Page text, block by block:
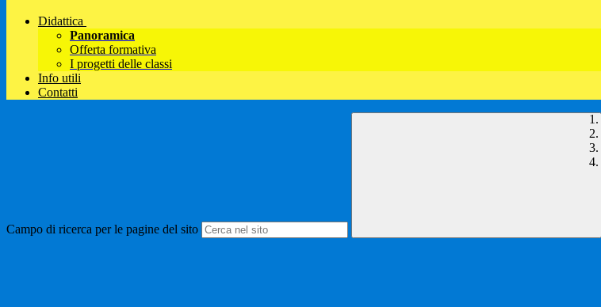
Didattica
Panoramica
Offerta formativa
I progetti delle classi
Info utili
Contatti
Campo di ricerca per le pagine del sito